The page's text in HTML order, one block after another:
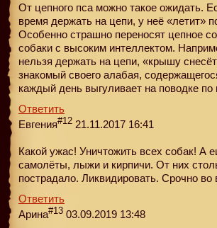
От цепного пса можно такое ожидать.
время держать на цепи, у неё «летит»
Особенно страшно переносят цепное
собаки с высоким интеллектом.
нельзя держать на цепи, «крышу
знакомый своего алабая,
каждый день выгуливает на поводке по
Ответить
Евгения#12 21.11.2017 16:41
Какой ужас! Уничтожить всех собак! А
самолёты, лыжи и кирпичи. От них
пострадало. Ликвидировать. Срочно во
Ответить
Арина#13 03.09.2019 13:48